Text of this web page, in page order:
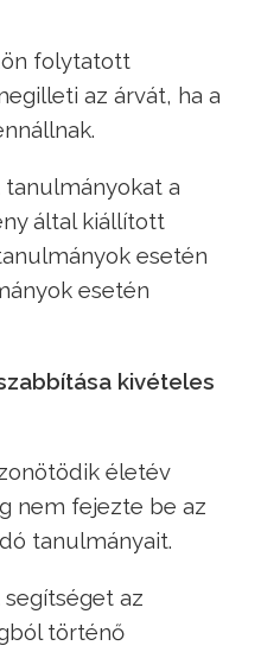
folytatott
az árvát, ha a
a
által kiállított
esetén
esetén
kivételes
életév
nem fejezte be az
tanulmányait.
az
történő